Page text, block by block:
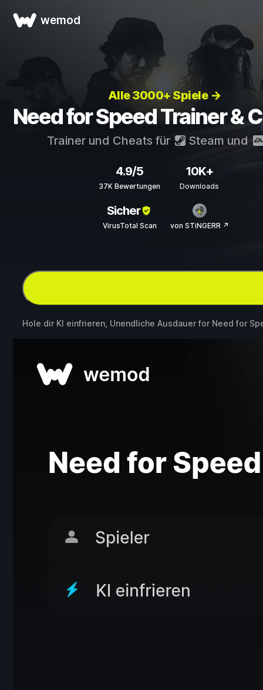
wemod
Alle 3000+ Spiele →
Need for Speed Trainer &
Trainer und Cheats für Steam und
4.9/5
37K Bewertungen
10K+
Downloads
Sicher
VirusTotal Scan von STiNGERR ↗
Hole dir KI einfrieren, Unendliche Ausdauer for Need for